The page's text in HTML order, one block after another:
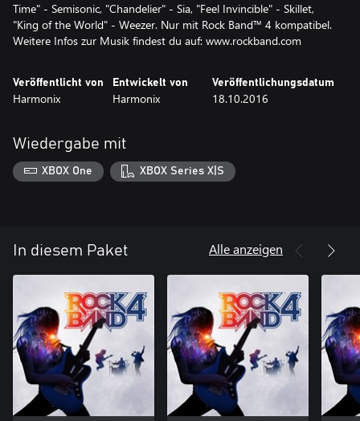
Time" - Semisonic, "Chandelier" - Sia, "Feel Invincible" - Skillet,
"King of the World" - Weezer. Nur mit Rock Band™ 4 kompatibel.
Weitere Infos zur Musik findest du auf: www.rockband.com
Veröffentlicht von
Harmonix
Entwickelt von
Harmonix
Veröffentlichungsdatum
18.10.2016
Wiedergabe mit
XBOX One XBOX Series X|S
In diesem Paket Alle anzeigen